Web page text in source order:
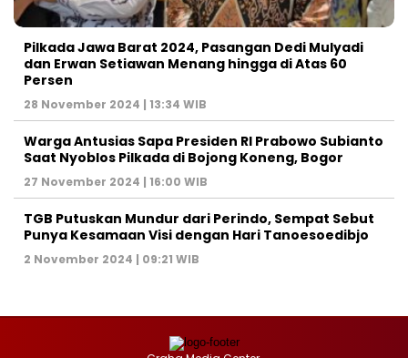
Pilkada Jawa Barat 2024, Pasangan Dedi Mulyadi
dan Erwan Setiawan Menang hingga di Atas 60
Persen
28 November 2024 | 13:34 WIB
Warga Antusias Sapa Presiden RI Prabowo Subianto
Saat Nyoblos Pilkada di Bojong Koneng, Bogor
27 November 2024 | 16:00 WIB
TGB Putuskan Mundur dari Perindo, Sempat Sebut
Punya Kesamaan Visi dengan Hari Tanoesoedibjo
2 November 2024 | 09:21 WIB